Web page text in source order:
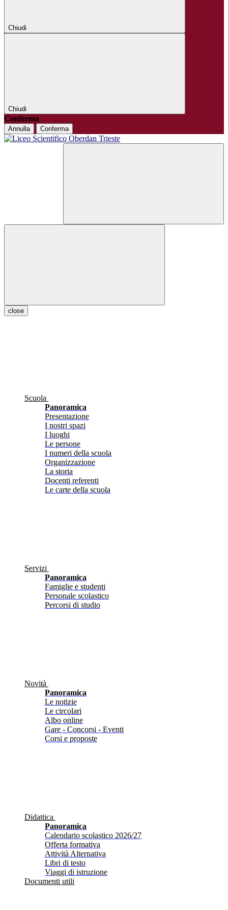
Chiudi
Chiudi
Conferma
Annulla Conferma
close
Scuola
Panoramica
Presentazione
I nostri spazi
I luoghi
Le persone
I numeri della scuola
Organizzazione
La storia
Docenti referenti
Le carte della scuola
Servizi
Panoramica
Famiglie e studenti
Personale scolastico
Percorsi di studio
Novità
Panoramica
Le notizie
Le circolari
Albo online
Gare - Concorsi - Eventi
Corsi e proposte
Didattica
Panoramica
Calendario scolastico 2026/27
Offerta formativa
Attività Alternativa
Libri di testo
Viaggi di istruzione
Documenti utili